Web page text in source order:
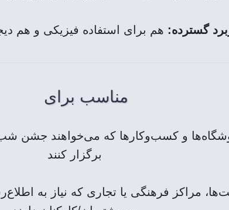
گسترده: هم برای استفاده فیزیکی و هم
مناسب برای
و کسب‌وکارها که می‌خواهند جشن شب
برگزار کنند
مراکز فرهنگی یا تجاری که نیاز به